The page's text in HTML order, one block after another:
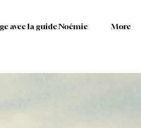
avec la guide Noémie More